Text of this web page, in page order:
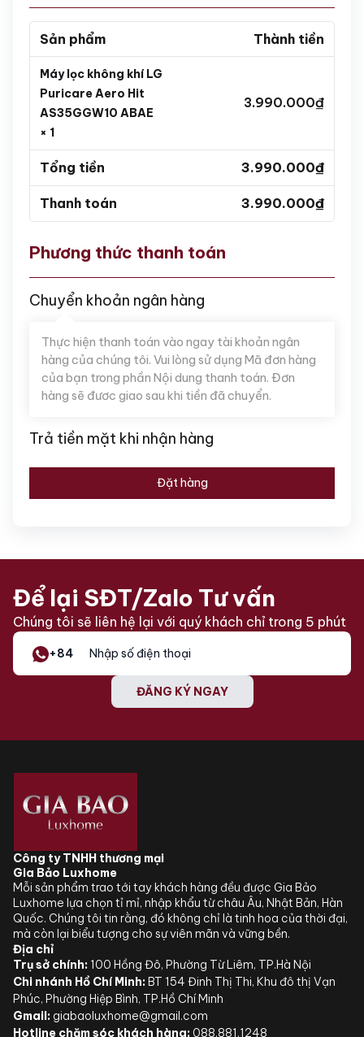
Sản phẩm Thành tiền
Máy lọc không khí LG
Puricare Aero Hit
AS35GGW10 ABAE
× 1
3.990.000₫
Tổng tiền 3.990.000₫
Thanh toán 3.990.000₫
Phương thức thanh toán
Chuyển khoản ngân hàng
Thực hiện thanh toán vào ngay tài khoản ngân
hàng của chúng tôi. Vui lòng sử dụng Mã đơn hàng
của bạn trong phần Nội dung thanh toán. Đơn
hàng sẽ đươc giao sau khi tiền đã chuyển.
Trả tiền mặt khi nhận hàng
Đặt hàng
Để lại SĐT/Zalo Tư vấn
Chúng tôi sẽ liên hệ lại với quý khách chỉ trong 5 phút
+84
ĐĂNG KÝ NGAY
Công ty TNHH thương mại
Gia Bảo Luxhome
Mỗi sản phẩm trao tới tay khách hàng đều được Gia Bảo
Luxhome lựa chọn tỉ mỉ, nhập khẩu từ châu Âu, Nhật Bản, Hàn
Quốc. Chúng tôi tin rằng, đó không chỉ là tinh hoa của thời đại,
mà còn lại biểu tượng cho sự viên mãn và vững bền.
Địa chỉ
Trụ sở chính: 100 Hồng Đô, Phường Từ Liêm, TP.Hà Nội
Chi nhánh Hồ Chí Minh: BT 154 Đinh Thị Thi, Khu đô thị Vạn
Phúc, Phường Hiệp Bình, TP.Hồ Chí Minh
Gmail: giabaoluxhome@gmail.com
Hotline chăm sóc khách hàng: 088.881.1248